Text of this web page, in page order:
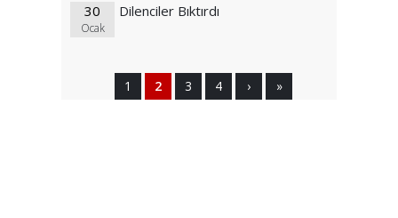
30
Ocak
Dilenciler Bıktırdı
1 2 3 4 › »